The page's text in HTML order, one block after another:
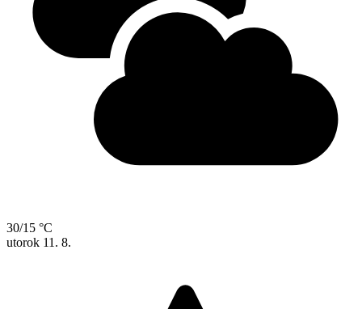
30/15 °C
utorok 11. 8.